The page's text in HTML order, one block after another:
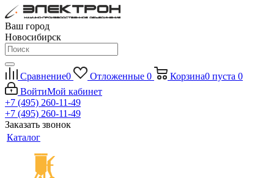
Ваш город
Новосибирск
Сравнение0 Отложенные 0 Корзина0 пуста 0
ВойтиМой кабинет
+7 (495) 260-11-49
+7 (495) 260-11-49
Заказать звонок
Каталог